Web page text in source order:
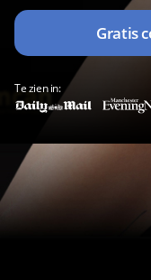
Gratis
Te zien in: